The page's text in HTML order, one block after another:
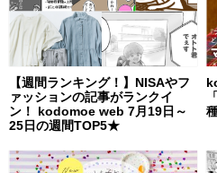
【週間ランキング！】NISAやフ
ァッションの記事がランクイ
ン！ kodomoe web 7月19日～
25日の週間TOP5★